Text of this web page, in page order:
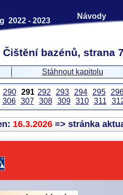
2022 - 2023
Návody
Čištění bazénů, strana
Stáhnout kapitolu
290 291 292 293 294 295
306 307 308 309 310 311
16.3.2026=> stránka